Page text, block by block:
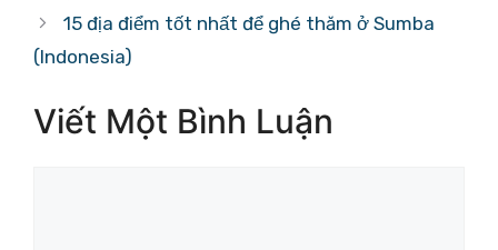
15 địa điểm tốt nhất để ghé thăm ở Sumba
(Indonesia)
Viết Một Bình Luận